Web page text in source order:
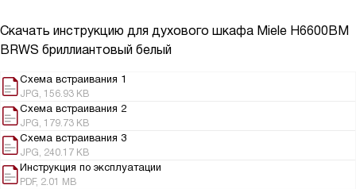
Скачать инструкцию для духового шкафа Miele H6600BM
BRWS бриллиантовый белый
Схема встраивания 1
JPG, 156.93 KB
Схема встраивания 2
JPG, 179.73 KB
Схема встраивания 3
JPG, 240.17 KB
Инструкция по эксплуатации
PDF, 2.01 MB